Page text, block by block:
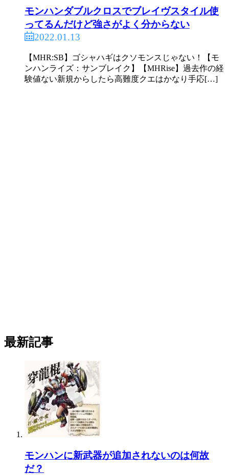
モンハンダブルクロスでブレイヴスタイル使
ってるんだけど強さがよく分からない
2022.01.13
【MHR:SB】ゴシャハギはクソモンスじゃない！【モ
ンハンライズ：サンブレイク】【MHRise】過去作の経
験値ない新規からしたら高難度クエはかなり手応[…]
最新記事
モンハンに新武器が追加されないのは何故
だ？